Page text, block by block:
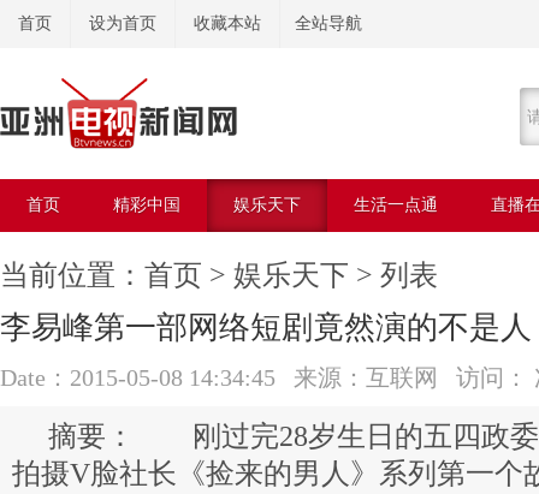
首页 设为首页 收藏本站 全站导航
首页 精彩中国 娱乐天下 生活一点通 直播
美容美体
当前位置： 首页 > 娱乐天下 > 列表
李易峰第一部网络短剧竟然演的不是人
Date：2015-05-08 14:34:45 来源：互联网 访问：
刚过完28岁生日的五四政委
拍摄V脸社长《捡来的男人》系列第一个